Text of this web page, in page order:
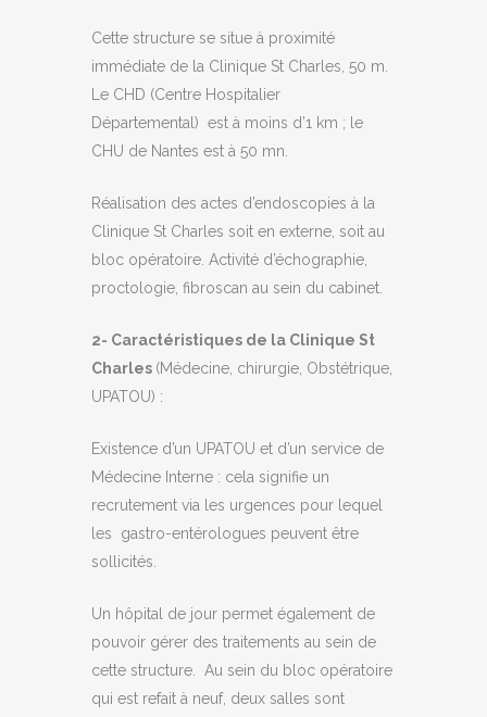
Cette structure se situe à proximité
immédiate de la Clinique St Charles, 50 m.
Le CHD (Centre Hospitalier
Départemental) est à moins d’1 km ; le
CHU de Nantes est à 50 mn.
Réalisation des actes d’endoscopies à la
Clinique St Charles soit en externe, soit au
bloc opératoire. Activité d’échographie,
proctologie, fibroscan au sein du cabinet.
2- Caractéristiques de la Clinique St
Charles (Médecine, chirurgie, Obstétrique,
UPATOU) :
Existence d’un UPATOU et d’un service de
Médecine Interne : cela signifie un
recrutement via les urgences pour lequel
les gastro-entérologues peuvent être
sollicités.
Un hôpital de jour permet également de
pouvoir gérer des traitements au sein de
cette structure. Au sein du bloc opératoire
qui est refait à neuf, deux salles sont